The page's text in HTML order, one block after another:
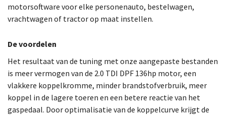
motorsoftware voor elke personenauto, bestelwagen,
vrachtwagen of tractor op maat instellen.
De voordelen
Het resultaat van de tuning met onze aangepaste bestanden
is meer vermogen van de 2.0 TDI DPF 136hp motor, een
vlakkere koppelkromme, minder brandstofverbruik, meer
koppel in de lagere toeren en een betere reactie van het
gaspedaal. Door optimalisatie van de koppelcurve krijgt de